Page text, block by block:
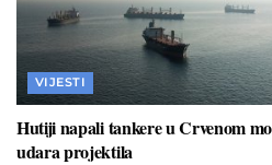
VIJESTI
Hutiji napali tankere u Crvenom
udara projektila